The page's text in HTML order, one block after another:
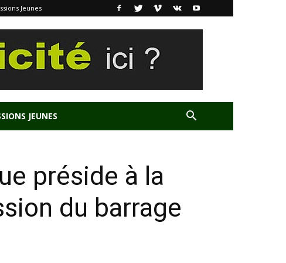
Jeunes
JEUNES
préside à la
du barrage